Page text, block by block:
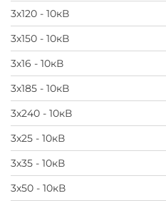
завод
3х120 - 10кВ
3х150 - 10кВ
3х16 - 10кВ
3х185 - 10кВ
3х240 - 10кВ
3х25 - 10кВ
3х35 - 10кВ
3х50 - 10кВ